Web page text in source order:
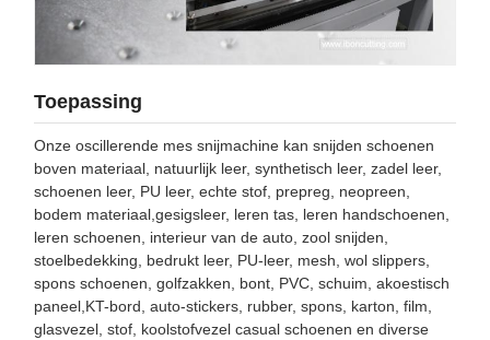
Toepassing
Onze oscillerende mes snijmachine kan snijden schoenen
boven materiaal, natuurlijk leer, synthetisch leer, zadel leer,
schoenen leer, PU leer, echte stof, prepreg, neopreen,
bodem materiaal,gesigsleer, leren tas, leren handschoenen,
leren schoenen, interieur van de auto, zool snijden,
stoelbedekking, bedrukt leer, PU-leer, mesh, wol slippers,
spons schoenen, golfzakken, bont, PVC, schuim, akoestisch
paneel,KT-bord, auto-stickers, rubber, spons, karton, film,
glasvezel, stof, koolstofvezel casual schoenen en diverse